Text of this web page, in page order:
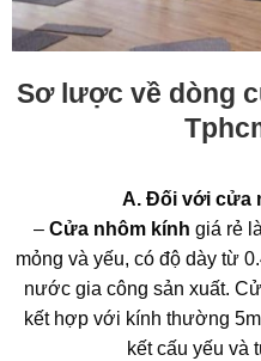
Sơ lược về dòng
A. Đối với cửa
– Cửa nhôm kính giá rẻ
mỏng và yếu, có độ dày từ
nước gia công sản xuất.
kết hợp với kính thường
kết cấu yếu và